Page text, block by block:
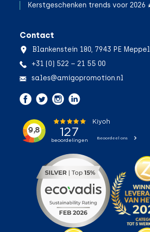
Kerstgeschenken trends voor 2026
Contact
Blankenstein 180, 7943 PE Meppel
+31 (0) 522 – 21 55 00
sales@amigopromotion.nl